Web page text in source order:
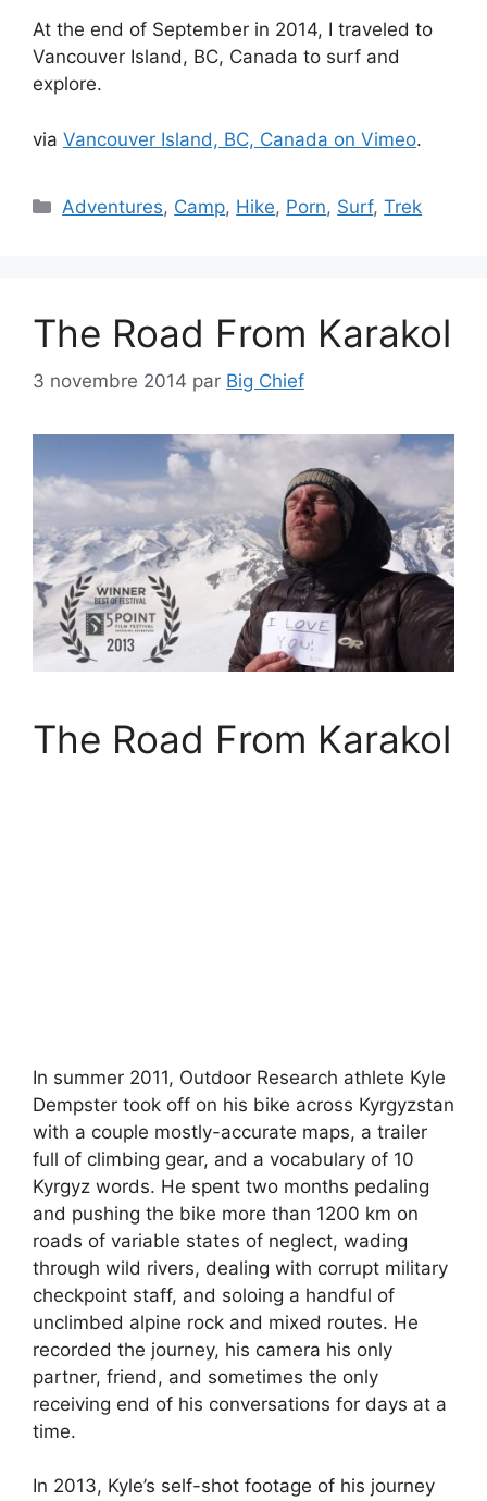
At the end of September in 2014, I traveled to
Vancouver Island, BC, Canada to surf and
explore.
via Vancouver Island, BC, Canada on Vimeo.
Catégories
Adventures, Camp, Hike, Porn, Surf,Trek
The Road From Karakol
3 novembre 2014 par Big Chief
The Road From Karakol
In summer 2011, Outdoor Research athlete Kyle
Dempster took off on his bike across Kyrgyzstan
with a couple mostly-accurate maps, a trailer
full of climbing gear, and a vocabulary of 10
Kyrgyz words. He spent two months pedaling
and pushing the bike more than 1200 km on
roads of variable states of neglect, wading
through wild rivers, dealing with corrupt military
checkpoint staff, and soloing a handful of
unclimbed alpine rock and mixed routes. He
recorded the journey, his camera his only
partner, friend, and sometimes the only
receiving end of his conversations for days at a
time.
In 2013, Kyle’s self-shot footage of his journey